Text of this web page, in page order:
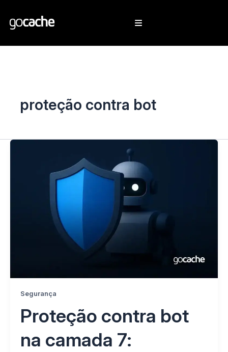
proteção contra bot
Segurança
Proteção contra bot
na camada 7: